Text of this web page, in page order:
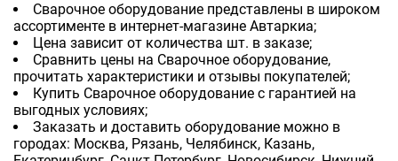
Сварочное оборудование представлены в широком
ассортименте в интернет-магазине Автаркиа;
Цена зависит от количества шт. в заказе;
Сравнить цены на Сварочное оборудование,
прочитать характеристики и отзывы покупателей;
Купить Сварочное оборудование с гарантией на
выгодных условиях;
Заказать и доставить оборудование можно в
городах: Москва, Рязань, Челябинск, Казань,